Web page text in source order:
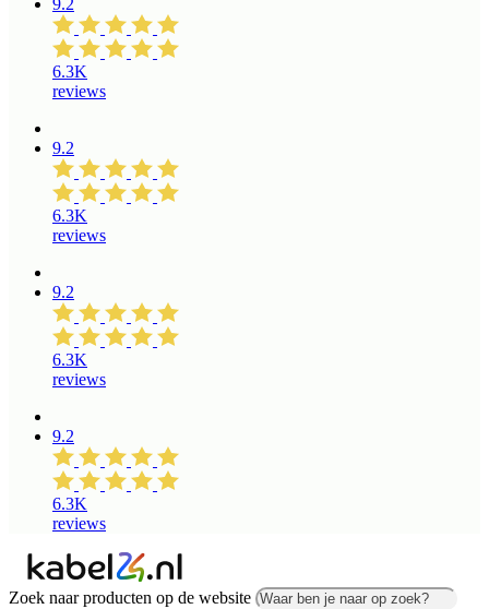
9.2
6.3K
reviews
9.2
6.3K
reviews
9.2
6.3K
reviews
9.2
6.3K
reviews
Zoek naar producten op de website